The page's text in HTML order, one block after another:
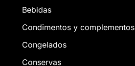
Bebidas
Condimentos y complementos
Congelados
Conservas